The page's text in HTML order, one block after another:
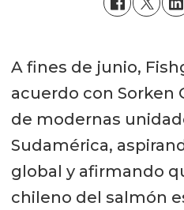
A fines de junio,
acuerdo con Sorken
de modernas
Sudamérica,
global y afirmando
chileno del salmón